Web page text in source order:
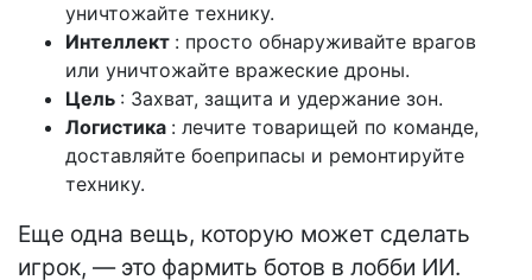
уничтожайте технику.
Интеллект : просто обнаруживайте врагов
или уничтожайте вражеские дроны.
Цель : Захват, защита и удержание зон.
Логистика : лечите товарищей по команде,
доставляйте боеприпасы и ремонтируйте
технику.
Еще одна вещь, которую может сделать
игрок, — это фармить ботов в лобби ИИ.